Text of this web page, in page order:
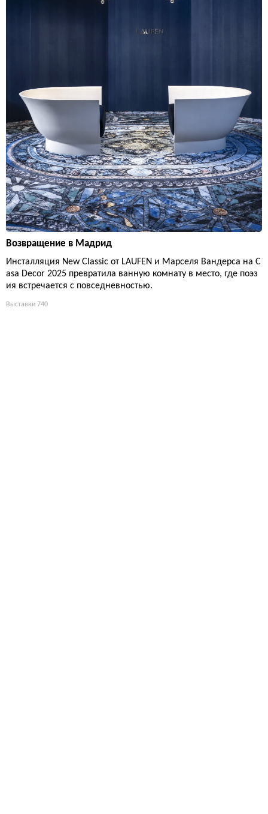
Возвращение в Мадрид
Инсталляция New Classic от LAUFEN и Марселя Вандерса на C
asa Decor 2025 превратила ванную комнату в место, где поэз
ия встречается с повседневностью.
Выставки 740